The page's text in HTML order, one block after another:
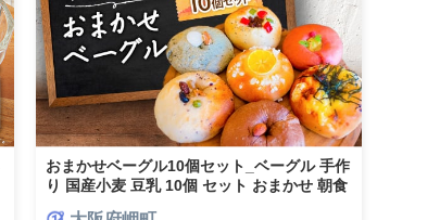
おまかせベーグル10個セット_ベーグル 手作
り 国産小麦 豆乳 10個 セット おまかせ 朝食